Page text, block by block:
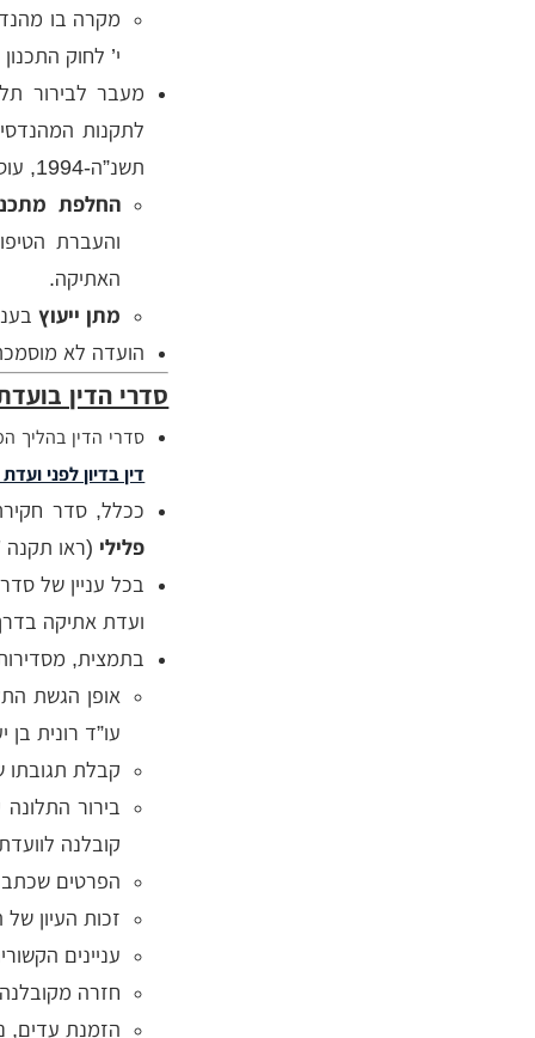
מקרה בו
י’ לחוק
מעבר לבירור
לתקנות
תשנ”ה-1994, עוסקת ועדת האתיקה בשני תחומים נוספים:
החלפת
האתיקה.
מתן ייעוץ
הועדה לא
סדרי הדין
סדרי הדין בהליך
דין בדיון לפני
ככלל, סדר
פלילי (ראו תקנה 27).
בכל עניין של
ועדת אתיקה
בתמצית,
אופן הגשת
עו”ד רונית בן
קבלת תגובתו
בירור
קובלנה
הפרטים שכתב
זכות העיון
עניינים
חזרה
הזמנת עדים,